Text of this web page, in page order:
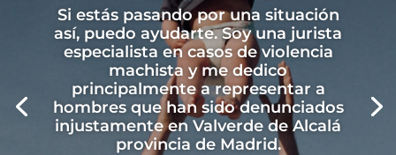
Si estás pasando por una situación
así, puedo ayudarte. Soy una jurista
especialista en casos de violencia
machista y me dedico
principalmente a representar a
hombres que han sido denunciados
injustamente en Valverde de Alcalá
provincia de Madrid.